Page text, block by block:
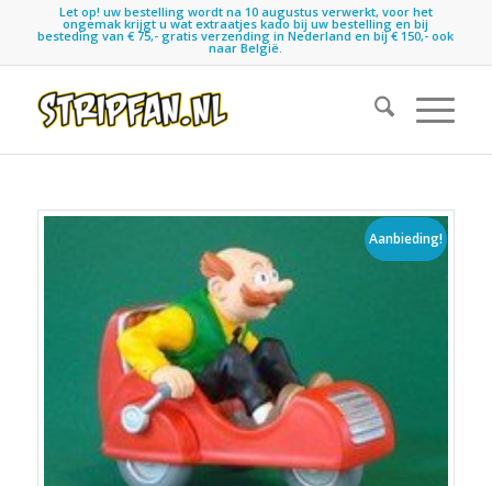
Let op! uw bestelling wordt na 10 augustus verwerkt, voor het
ongemak krijgt u wat extraatjes kado bij uw bestelling en bij
besteding van € 75,- gratis verzending in Nederland en bij € 150,- ook
naar België.
Aanbieding!